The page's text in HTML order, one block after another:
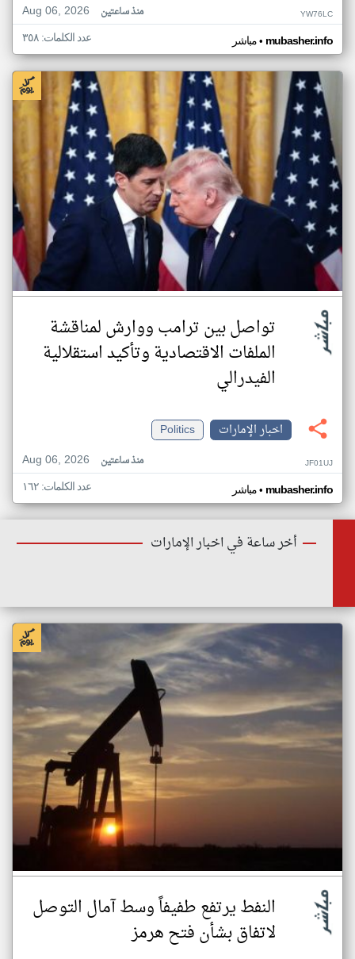
Aug 06, 2026
منذ ساعتين YW76LC
مباشر• mubasher.info عدد الكلمات: ٣٥٨
تواصل بين ترامب ووارش لمناقشة
الملفات الاقتصادية وتأكيد استقلالية
الفيدرالي
اخبار الإمارات
Politics
Aug 06, 2026
منذ ساعتين JF01UJ
مباشر• mubasher.info عدد الكلمات: ١٦٢
أخر ساعة في اخبار الإمارات
النفط يرتفع طفيفاً وسط آمال التوصل
لاتفاق بشأن فتح هرمز